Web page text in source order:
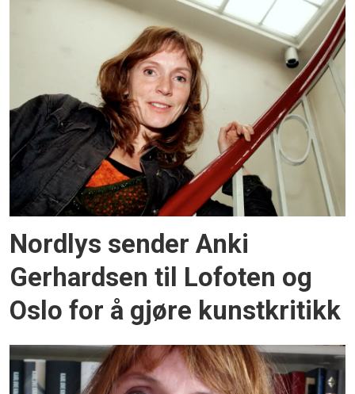
Nordlys sender Anki
Gerhardsen til Lofoten og
Oslo for å gjøre kunstkritikk